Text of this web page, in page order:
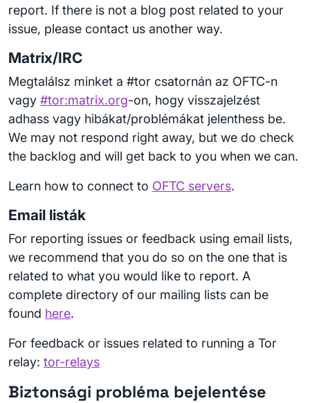
report. If there is not a blog post related to your
issue, please contact us another way.
Matrix/IRC
Megtalálsz minket a #tor csatornán az OFTC-n
vagy #tor:matrix.org-on, hogy visszajelzést
adhass vagy hibákat/problémákat jelenthess be.
We may not respond right away, but we do check
the backlog and will get back to you when we can.
Learn how to connect to OFTC servers.
Email listák
For reporting issues or feedback using email lists,
we recommend that you do so on the one that is
related to what you would like to report. A
complete directory of our mailing lists can be
found here.
For feedback or issues related to running a Tor
relay: tor-relays
Biztonsági probléma bejelentése